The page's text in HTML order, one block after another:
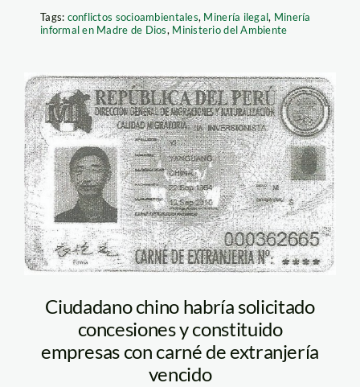
Tags: conflictos socioambientales, Minería ilegal, Minería
informal en Madre de Dios, Ministerio del Ambiente
chino_SPDA
Ciudadano chino habría solicitado
concesiones y constituido
empresas con carné de extranjería
vencido